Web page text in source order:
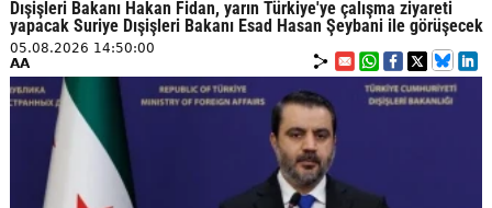
Dışişleri Bakanı Hakan Fidan, yarın Türkiye'ye çalışma ziyareti
yapacak Suriye Dışişleri Bakanı Esad Hasan Şeybani ile görüşecek
05.08.2026 14:50:00
AA